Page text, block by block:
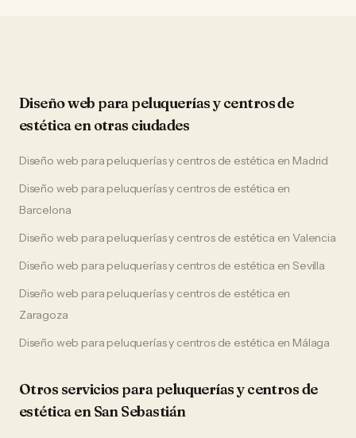
Diseño web parapeluquerías y centros de
estéticaen otras ciudades
Diseño web para peluquerías y centros de estética en Madrid
Diseño web para peluquerías y centros de estética en
Barcelona
Diseño web para peluquerías y centros de estética enValencia
Diseño web para peluquerías y centros de estética enSevilla
Diseño web para peluquerías y centros de estética en
Zaragoza
Diseño web para peluquerías y centros de estética en Málaga
Otros servicios parapeluquerías y centros de
estéticaenSan Sebastián